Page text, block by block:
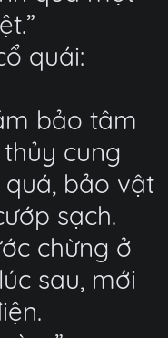
quái:
bảo tâm
cung
bảo vật
sạch.
chừng ở
sau, mới